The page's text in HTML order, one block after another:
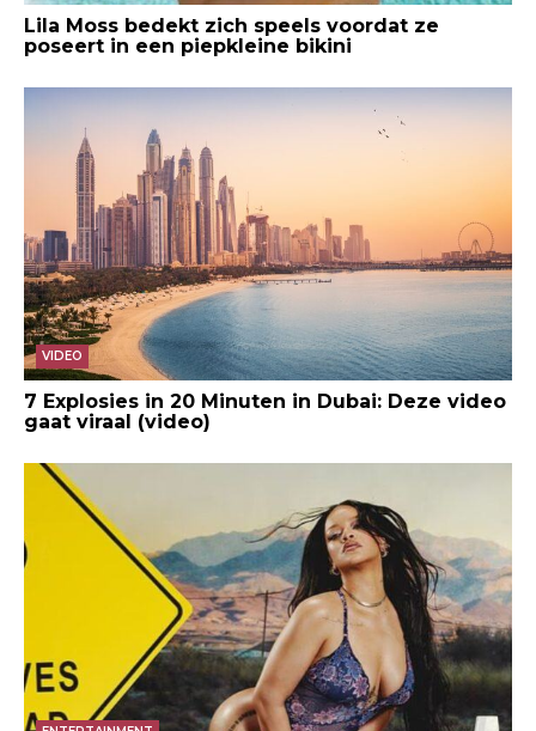
Lila Moss bedekt zich speels voordat ze
poseert in een piepkleine bikini
VIDEO
7 Explosies in 20 Minuten in Dubai: Deze video
gaat viraal (video)